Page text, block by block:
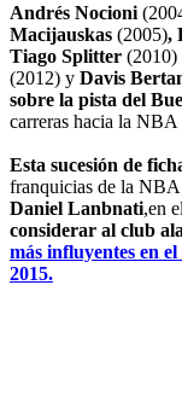
Andrés Nocioni
Macijauskas (2005),
Tiago Splitter (2010)
(2012) y Davis
sobre la pista del
carreras hacia la NBA
Esta sucesión de
franquicias de la NBA
Daniel Lanbnati,en
considerar al club
más influyentes en
2015.